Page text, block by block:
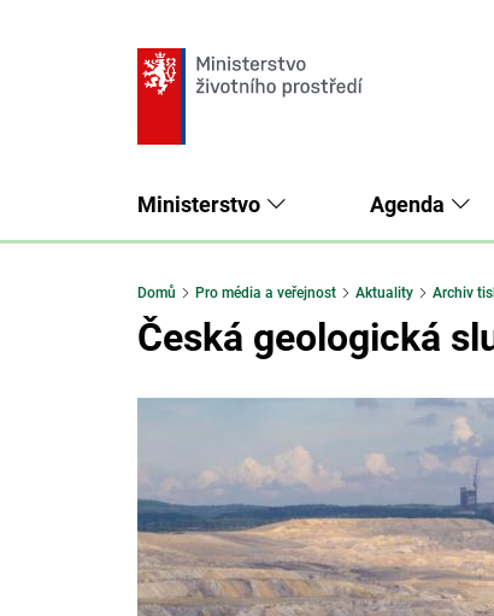
Ministerstvo Agenda
Domů Pro média a veřejnost Aktuality Archiv
Česká geologická